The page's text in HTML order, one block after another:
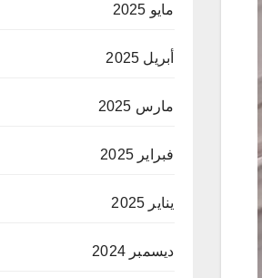
مايو 2025
أبريل 2025
مارس 2025
فبراير 2025
يناير 2025
ديسمبر 2024